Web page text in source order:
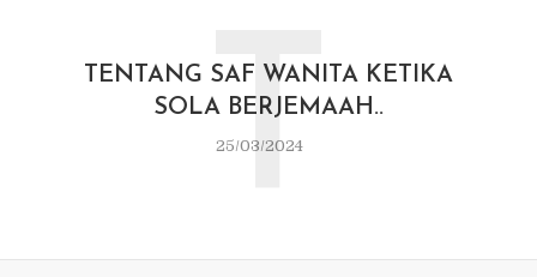
TENTANG SAF WANITA KETIKA
SOLA BERJEMAAH..
25/03/2024
T